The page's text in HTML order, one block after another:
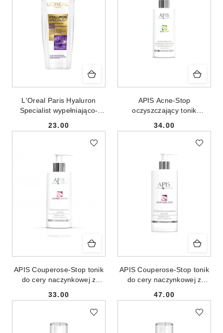
L'Oreal Paris Hyaluron
Specialist wypełniająco-
twarzy 200ml
Cena:
23.00
APIS Acne-Stop
oczyszczający tonik
herbatą 300ml
Cena:
34.00
APIS Couperose-Stop tonik
do cery naczynkowej z
Cena:
33.00
APIS Couperose-Stop tonik
do cery naczynkowej z
Cena:
47.00